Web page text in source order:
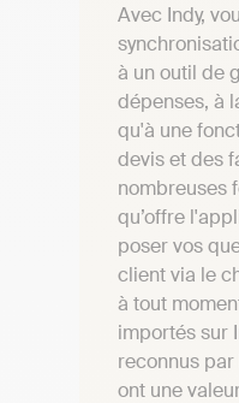
Avec Indy,
à un outil de
dépenses, à
qu'à une
devis et des
nombreuses
qu’offre
poser vos
client via le
à tout
importés sur
reconnus
ont une